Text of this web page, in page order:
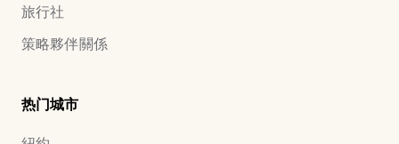
旅行社
策略夥伴關係
热门城市